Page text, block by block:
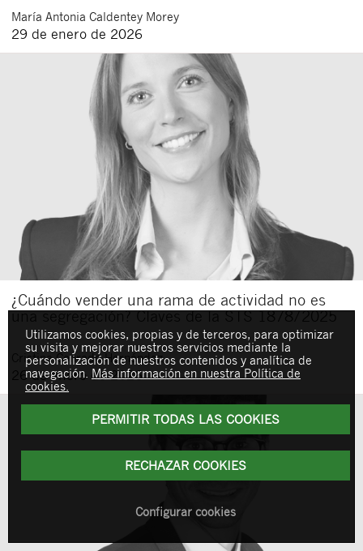
María Antonia Caldentey Morey
29 de enero de 2026
¿Cuándo vender una rama de actividad no es
una segregación? Claves de la STS 1878/2025
CristinaConrado Hernández
26 de enero de 2026
Utilizamos cookies, propias y de terceros, para optimizar
su visita y mejorar nuestros servicios mediante la
personalización de nuestros contenidos y analítica de
navegación. Más información en nuestra Política de
cookies.
PERMITIR TODAS LAS COOKIES
RECHAZAR COOKIES
Configurar cookies